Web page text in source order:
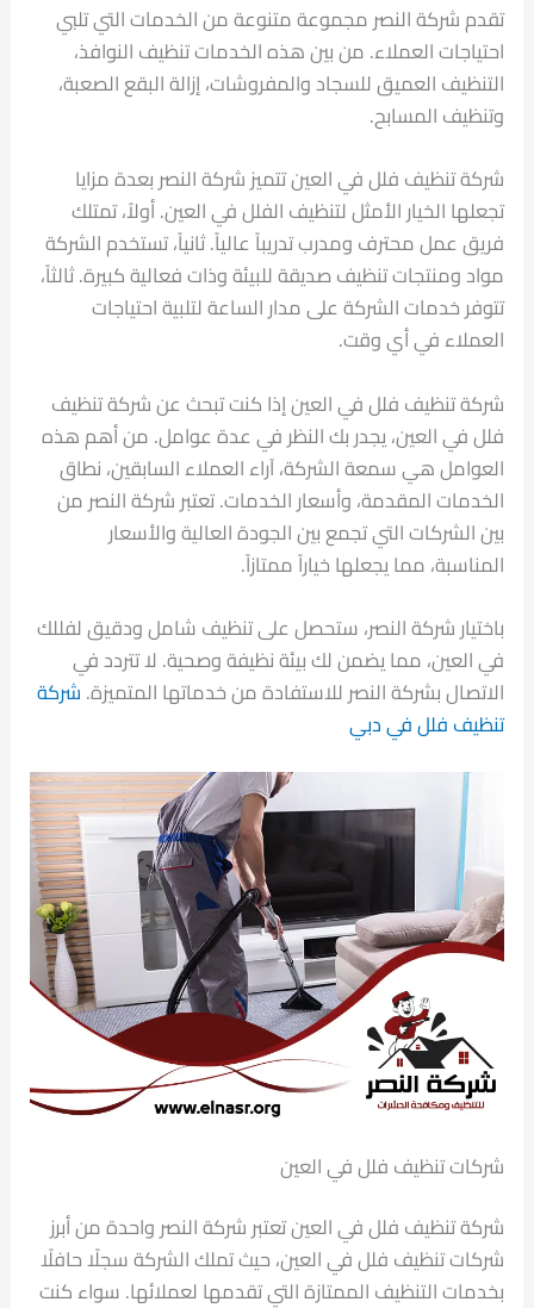
تقدم شركة النصر مجموعة متنوعة من الخدمات التي تلبي
احتياجات العملاء. من بين هذه الخدمات تنظيف النوافذ،
التنظيف العميق للسجاد والمفروشات، إزالة البقع الصعبة،
وتنظيف المسابح.
شركة تنظيف فلل في العين تتميز شركة النصر بعدة مزايا
تجعلها الخيار الأمثل لتنظيف الفلل في العين. أولاً، تمتلك
فريق عمل محترف ومدرب تدريباً عالياً. ثانياً، تستخدم الشركة
مواد ومنتجات تنظيف صديقة للبيئة وذات فعالية كبيرة. ثالثاً،
تتوفر خدمات الشركة على مدار الساعة لتلبية احتياجات
العملاء في أي وقت.
شركة تنظيف فلل في العين إذا كنت تبحث عن شركة تنظيف
فلل في العين، يجدر بك النظر في عدة عوامل. من أهم هذه
العوامل هي سمعة الشركة، آراء العملاء السابقين، نطاق
الخدمات المقدمة، وأسعار الخدمات. تعتبر شركة النصر من
بين الشركات التي تجمع بين الجودة العالية والأسعار
المناسبة، مما يجعلها خياراً ممتازاً.
باختيار شركة النصر، ستحصل على تنظيف شامل ودقيق لفللك
في العين، مما يضمن لك بيئة نظيفة وصحية. لا تتردد في
الاتصال بشركة النصر للاستفادة من خدماتها المتميزة. شركة
تنظيف فلل في دبي
شركات تنظيف فلل في العين
شركة تنظيف فلل في العين تعتبر شركة النصر واحدة من أبرز
شركات تنظيف فلل في العين، حيث تملك الشركة سجلًا حافلًا
بخدمات التنظيف الممتازة التي تقدمها لعملائها. سواء كنت